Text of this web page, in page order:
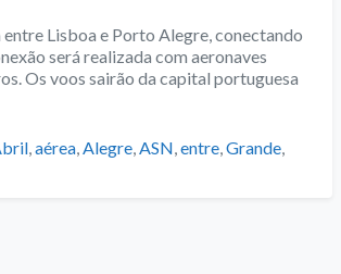
Lisboa e Porto Alegre, conectando
será realizada com aeronaves
Os voos sairão da capital portuguesa
,aérea,Alegre,ASN,entre,Grande,